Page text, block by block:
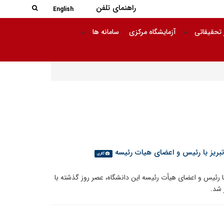
راهنمای تلفن جستجو English
آزمایشگاه مرکزی سامانه ها
با رئیس و اعضای هیات رئیسه گالری
و اعضای هیأت رئیسه این دانشگاه، عصر روز گذشته با
شد.